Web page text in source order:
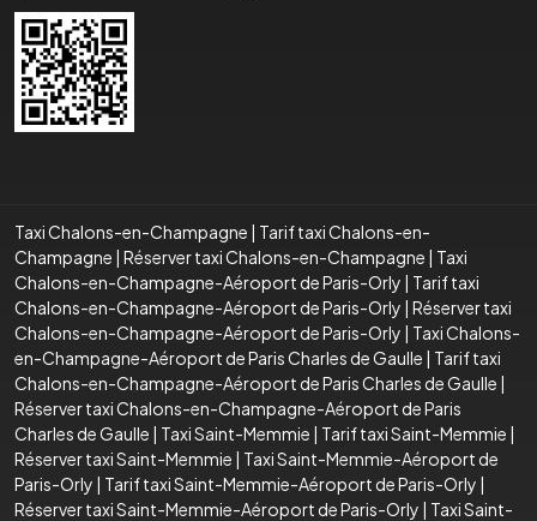
Taxi Chalons-en-Champagne | Tarif taxi Chalons-en-
Champagne | Réserver taxi Chalons-en-Champagne | Taxi
Chalons-en-Champagne-Aéroport de Paris-Orly | Tarif taxi
Chalons-en-Champagne-Aéroport de Paris-Orly | Réserver taxi
Chalons-en-Champagne-Aéroport de Paris-Orly | Taxi Chalons-
en-Champagne-Aéroport de Paris Charles de Gaulle | Tarif taxi
Chalons-en-Champagne-Aéroport de Paris Charles de Gaulle |
Réserver taxi Chalons-en-Champagne-Aéroport de Paris
Charles de Gaulle | Taxi Saint-Memmie | Tarif taxi Saint-Memmie |
Réserver taxi Saint-Memmie | Taxi Saint-Memmie-Aéroport de
Paris-Orly | Tarif taxi Saint-Memmie-Aéroport de Paris-Orly |
Réserver taxi Saint-Memmie-Aéroport de Paris-Orly | Taxi Saint-